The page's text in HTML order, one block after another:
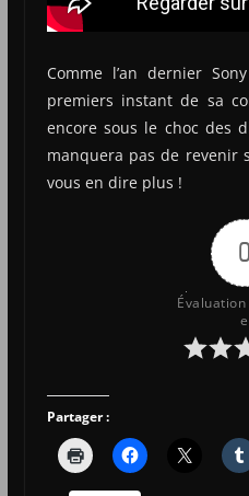
Comme l’an dernier
premiers instant de sa
encore sous le choc des
manquera pas de revenir
vous en dire plus !
0
e
Partager :